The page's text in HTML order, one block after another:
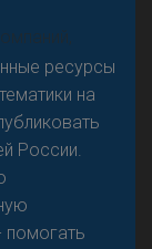
не
ресурсы
на
России.